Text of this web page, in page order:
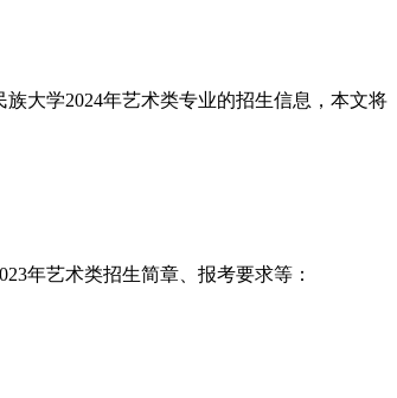
大学2024年艺术类专业的招生信息，本文将
年艺术类招生简章、报考要求等：